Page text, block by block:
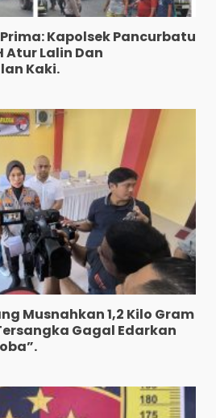
Kapolsek Pancurbatu
Atur Lalin Dan
Kaki.
Musnahkan 1,2 Kilo Gram
Gagal Edarkan
Tapanuli Selatan
Kasus Pembunuhan
Kekerasan Seksual
Anak, Pelaku
7, 2026
Polrestabes Medan
Jumat Barokah,
Silaturahmi,
Sinergi Media dan
Bersama
Ringkus Bandar